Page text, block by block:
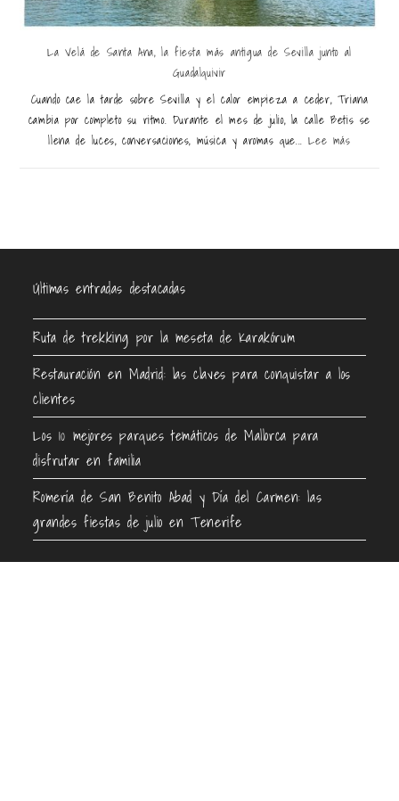
La Velá de Santa Ana, la fiesta más antigua de Sevilla junto al
Guadalquivir
Cuando cae la tarde sobre Sevilla y el calor empieza a ceder, Triana
cambia por completo su ritmo. Durante el mes de julio, la calle Betis se
llena de luces, conversaciones, música y aromas que...Lee más
Últimas entradas destacadas
Ruta de trekking por la meseta de Karakórum
Restauración en Madrid: las claves para conquistar a los
clientes
Los 10 mejores parques temáticos de Mallorca para
disfrutar en familia
Romería de San Benito Abad y Día del Carmen: las
grandes fiestas de julio en Tenerife